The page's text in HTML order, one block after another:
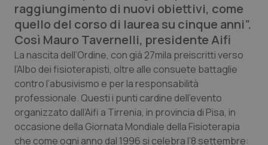
Abruzzo
Basilicata
Calabria
Campania
QS Pro Gold
Artrite & artrosi
Asma & BPCO
Car-T
QS Club Newsletter
raggiungimento di nuovi obiettivi, come
quello del corso di laurea su cinque anni”.
Così Mauro Tavernelli, presidente Aifi
La nascita dell’Ordine, con già 27mila preiscritti verso
l’Albo dei fisioterapisti, oltre alle consuete battaglie
contro l’abusivismo e per la responsabilità
professionale. Questi i punti cardine dell’evento
organizzato dall’Aifi a Tirrenia, in provincia di Pisa, in
occasione della Giornata Mondiale della Fisioterapia
che come ogni anno dal 1996 si celebra l’8 settembre: